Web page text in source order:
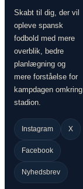
Skabt til dig, der vil
opleve spansk
fodbold med mere
overblik, bedre
planlægning og
mere forståelse for
kampdagen omkring
stadion.
Instagram X
Facebook
Nyhedsbrev